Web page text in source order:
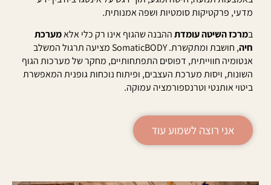
מדעי, פרקטיקות סומטיות ושפה אמנותית.
במרכז השיטה עומדתההבנה שהגוף אינו רק כלי אלאמערכת
חיה
, חושבת ומתקשרת. SomaticBODY מציעה תרגול המשלב
אנטומיה חווייתית, דפוסים התפתחותיים, מחקר של מערכות הגוף
השונות, ויסות מערכת העצבים, ופיתוח נוכחות גופנית המאפשרת
ביטוי אותנטי וטרנספורמציה עמוקה.
אני רוצה לשמוע עוד